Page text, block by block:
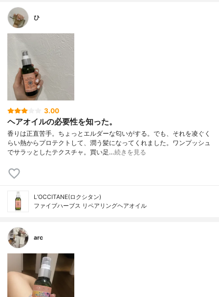
ひ
3.00
ヘアオイルの必要性を知った。
香りは正直苦手。ちょっとエルダーな匂いがする。でも、それを凌ぐく
らい熱からプロテクトして、潤う髪になってくれました。ワンプッシュ
でサラッとしたテクスチャ。買い足…続きを見る
L’OCCITANE(ロクシタン)
ファイブハーブス リペアリングヘアオイル
arc